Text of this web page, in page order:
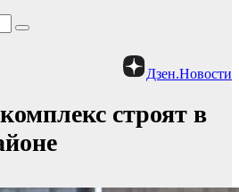
Дзен.Новости
строят в